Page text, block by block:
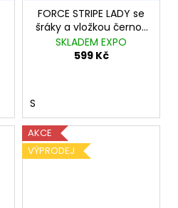
FORCE STRIPE LADY se
šráky a vložkou černo-
růžové
SKLADEM EXPO
599 Kč
S
AKCE
VÝPRODEJ